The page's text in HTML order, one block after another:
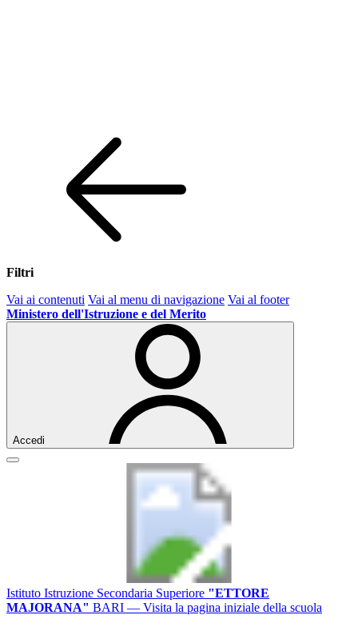
Filtri
Vai ai contenuti Vai al menu di navigazione Vai al footer
Ministero dell'Istruzione e del Merito
Accedi
Istituto Istruzione Secondaria Superiore "ETTORE
MAJORANA" BARI — Visita la pagina iniziale della scuola